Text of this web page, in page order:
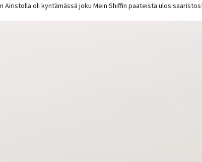
oli kyntämässä joku Mein Shiffin paateista ulos